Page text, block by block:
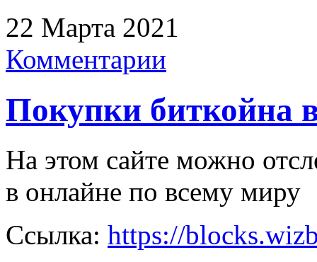
22 Марта 2021
Комментарии
Покупки биткойна
На этом сайте можно
в онлайне по всему миру
Ссылка: https://